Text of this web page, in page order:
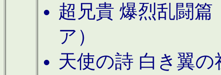
超兄貴 爆烈乱闘篇
ア）
天使の詩 白き翼